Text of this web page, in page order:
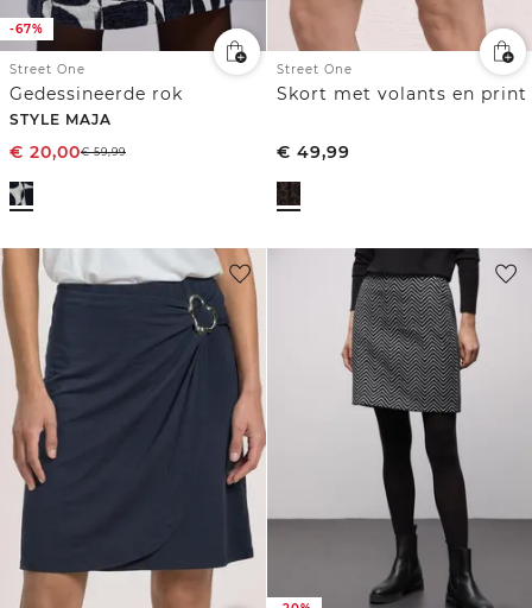
-67%
Street One
Gedessineerde rok
STYLE MAJA
€ 20,00€59,99
Street One
Skort met volants en print
€ 49,99